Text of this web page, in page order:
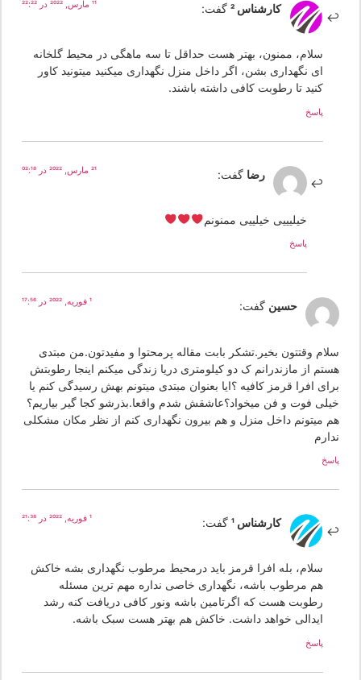
کارشناس 2 گفت:
سلام، ممنون، بهتر هست حداقل تا سه ماهگی در محیط گلخانه
ای نگهداری بشن، اگر داخل منزل نگهداری میکنید میتونید کاور
کنید تا رطوبت کافی داشته باشند.
رضا گفت:
خیلیییی خیلییی ممنونم
حسین گفت:
وقتتون بخیر.تشکر بابت مقاله پرمحتوا و مفیدتون.من مبتدی
از مازندرانم ک دو کیلومتری دریا زندگی میکنم اینجا رطوبتش
افرا قرمز کافیه ؟ایا بعنوان مبتدی میتونم بهش رسیدگی کنم یا
فوت و فن میخواد؟عاشقش شدم واقعا.بذرشو کجا گیر بیاریم؟
میتونم داخل منزل و هم بیرون نگهداری کنم از نظر مکان مشکلی
کارشناس 1 گفت:
سلام، بله افرا قرمز باید درمحیط مرطوب نگهداری بشه خاکش
هم مرطوب باشه، نگهداری خاصی نداره مهم ترین مسئله
رطوبت هست که اگرتامین باشه ونور کافی دریافت کنه رشد
ایدالی خواهد داشت. خاکش هم بهتر هست سبک باشه.